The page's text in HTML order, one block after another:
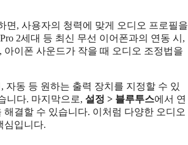
면, 사용자의 청력에 맞게 오디오 프로필을
2세대 등 최신 무선 이어폰과의 연동 시,
이폰 사운드가 작을 때 오디오 조정법을
자동 등 원하는 출력 장치를 지정할 수 있
니다. 마지막으로, 설정 > 블루투스에서 연
결할 수 있습니다. 이처럼 다양한 오디오
심입니다.